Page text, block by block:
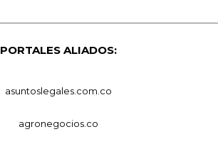
PORTALES ALIADOS:
asuntoslegales.com.co
agronegocios.co